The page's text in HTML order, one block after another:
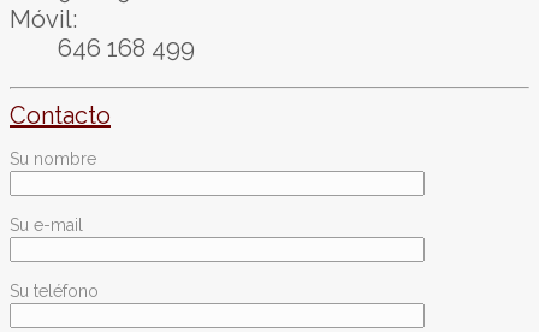
Móvil:
646 168 499
Contacto
Su nombre
Su e-mail
Su teléfono